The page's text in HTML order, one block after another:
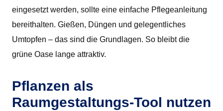
eingesetzt werden, sollte eine einfache Pflegeanleitung
bereithalten. Gießen, Düngen und gelegentliches
Umtopfen – das sind die Grundlagen. So bleibt die
grüne Oase lange attraktiv.
Pflanzen als
Raumgestaltungs-Tool nutzen